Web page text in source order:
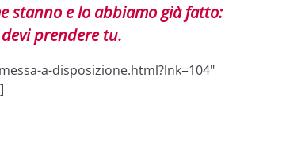
stanno e lo abbiamo già fatto:
prendere tu.
a-disposizione.html?lnk=104"